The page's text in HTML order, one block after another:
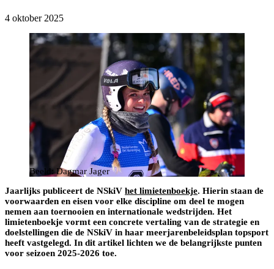
4 oktober 2025
Beeld: Dagmar Jager
Jaarlijks publiceert de NSkiV het limietenboekje. Hierin staan de
voorwaarden en eisen voor elke discipline om deel te mogen
nemen aan toernooien en internationale wedstrijden. Het
limietenboekje vormt een concrete vertaling van de strategie en
doelstellingen die de NSkiV in haar meerjarenbeleidsplan topsport
heeft vastgelegd. In dit artikel lichten we de belangrijkste punten
voor seizoen 2025-2026 toe.